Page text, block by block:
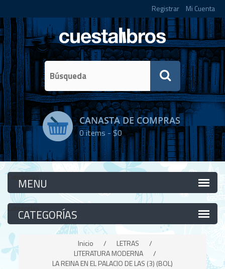
Registrar Mi Cuenta
CANASTA DE COMPRAS
0items -$0
Categorías
Categorías
Inicio / LETRAS
/
LITERATURA MODERNA
/
LA REINA EN EL PALACIO DE LAS (3) (BOL)